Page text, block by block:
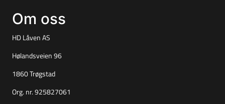
Om oss
HD Låven AS
Hølandsveien 96
1860 Trøgstad
Org. nr. 925827061